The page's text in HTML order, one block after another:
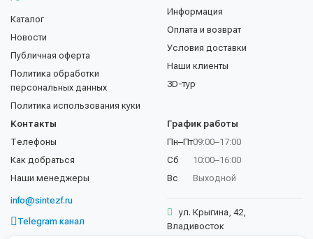
Каталог
Новости
Публичная оферта
Политика обработки
персональных данных
Политика использования куки
Информация
Оплата и возврат
Условия доставки
Наши клиенты
3D-тур
Контакты
Телефоны
Как добраться
Наши менеджеры
info@sintezf.ru
Telegram канал
График работы
Пн–Пт
Сб
Вс
09:00–17:00
10:00–16:00
Выходной
ул. Крыгина, 42,
Владивосток